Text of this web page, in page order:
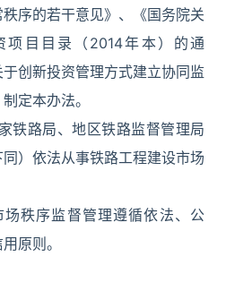
序的若干意见》、《国务院关
项目目录（2014年本）的通
创新投资管理方式建立协同监
定本办法。
铁路局、地区铁路监督管理局
同）依法从事铁路工程建设市场
秩序监督管理遵循依法、公
原则。